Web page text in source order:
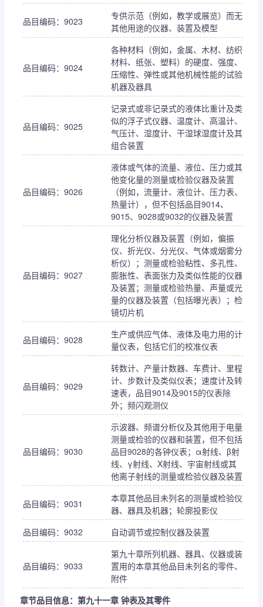
品目编码：9023
专供示范（例如，教学或展览）而无
其他用途的仪器、装置及模型
品目编码：9024
各种材料（例如，金属、木材、纺织
材料、纸张、塑料）的硬度、强度、
压缩性、弹性或其他机械性能的试验
机器及器具
品目编码：9025
记录式或非记录式的液体比重计及类
似的浮子式仪器、温度计、高温计、
气压计、湿度计、干湿球湿度计及其
组合装置
品目编码：9026
液体或气体的流量、液位、压力或其
他变化量的测量或检验仪器及装置
（例如，流量计、液位计、压力表、
热量计），但不包括品目9014、
9015、9028或9032的仪器及装置
品目编码：9027
理化分析仪器及装置（例如，偏振
仪、折光仪、分光仪、气体或烟雾分
析仪）；测量或检验粘性、多孔性、
膨胀性、表面张力及类似性能的仪器
及装置；测量或检验热量、声量或光
量的仪器及装置（包括曝光表）；检
镜切片机
品目编码：9028
生产或供应气体、液体及电力用的计
量仪表，包括它们的校准仪表
品目编码：9029
转数计、产量计数器、车费计、里程
计、步数计及类似仪表；速度计及转
速表，品目9014及9015的仪表除
外；频闪观测仪
品目编码：9030
示波器、频谱分析仪及其他用于电量
测量或检验的仪器和装置，但不包括
品目9028的各钟仪表；α射线、β射
线、γ射线、X射线、宇宙射线或其
他离子射线的测量或检验仪器及装置
品目编码：9031
本章其他品目未列名的测量或检验仪
器、器具及机器；轮廓投影仪
品目编码：9032
自动调节或控制仪器及装置
品目编码：9033
第九十章所列机器、器具、仪器或装
置用的本章其他品目未列名的零件、
附件
章节品目信息：第九十一章 钟表及其零件